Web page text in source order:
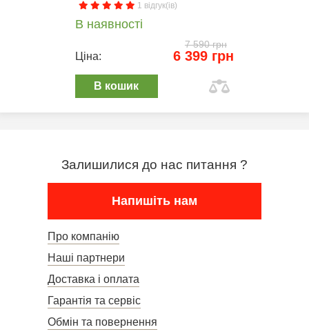
1 відгук(ів)
В наявності
7 590 грн
Ціна: 6 399 грн
В кошик
Залишилися до нас питання ?
Напишіть нам
Про компанію
Наші партнери
Доставка і оплата
Гарантія та сервіс
Обмін та повернення